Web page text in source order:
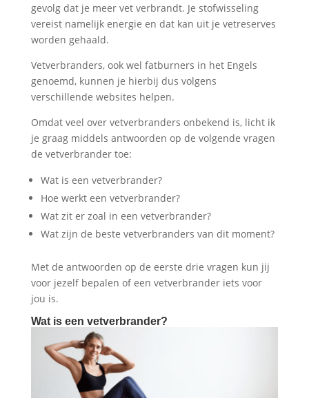
gevolg dat je meer vet verbrandt. Je stofwisseling
vereist namelijk energie en dat kan uit je vetreserves
worden gehaald.
Vetverbranders, ook wel fatburners in het Engels
genoemd, kunnen je hierbij dus volgens
verschillende websites helpen.
Omdat veel over vetverbranders onbekend is, licht ik
je graag middels antwoorden op de volgende vragen
de vetverbrander toe:
Wat is een vetverbrander?
Hoe werkt een vetverbrander?
Wat zit er zoal in een vetverbrander?
Wat zijn de beste vetverbranders van dit moment?
Met de antwoorden op de eerste drie vragen kun jij
voor jezelf bepalen of een vetverbrander iets voor
jou is.
Wat is een vetverbrander?